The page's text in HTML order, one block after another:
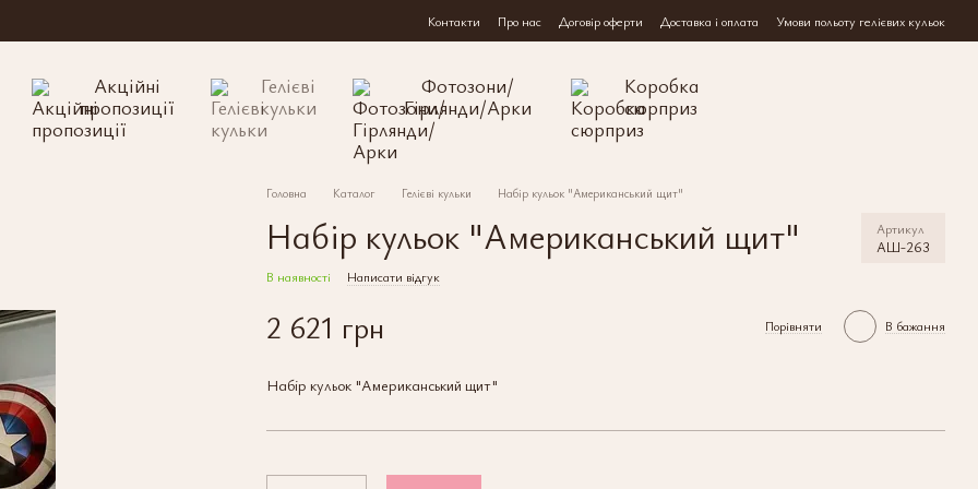
Контакти Про нас Договір оферти Доставка і оплата Умови польоту гелієвих кульок
Акційні
пропозиції
Гелієві
кульки
Фотозони/
Гірлянди/Арки
Коробка
сюрприз
Головна Каталог Гелієві кульки Набір кульок "Американський щит"
Набір кульок "Американський щит" Артикул
АШ-263
В наявності Написати відгук
2 621 грн Порівняти В бажання
Набір кульок "Американський щит"